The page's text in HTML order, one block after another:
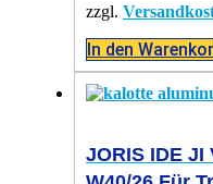
zzgl.
In den
JORIS IDE